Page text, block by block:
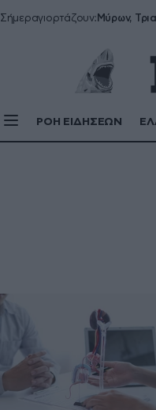
Σήμεραγιορτάζουν:
ΡΟΗ ΕΙΔΗΣΕΩΝ